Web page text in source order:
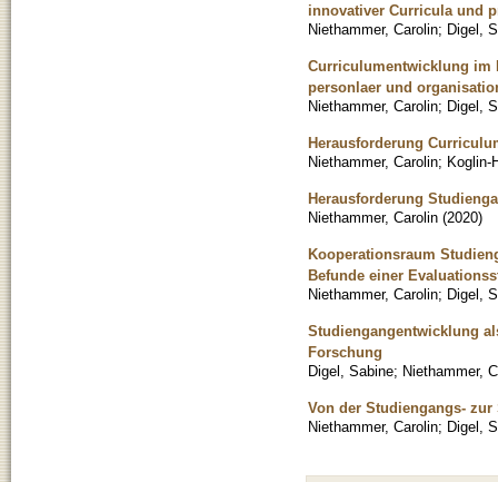
innovativer Curricula und
Niethammer, Carolin; Digel,
Curriculumentwicklung im
personlaer und
Niethammer, Carolin; Digel,
Herausforderung
Niethammer, Carolin; Koglin-
Herausforderung
Niethammer, Carolin (2020)
Kooperationsraum
Befunde einer
Niethammer, Carolin; Digel,
Studiengangentwicklung
Forschung
Digel, Sabine; Niethammer,
Von der Studiengangs-
Niethammer, Carolin; Digel,